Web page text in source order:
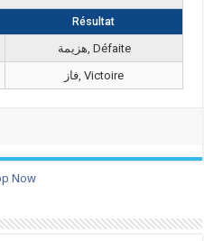
Résultat
هزيمة, Défaite
فاز, Victoire